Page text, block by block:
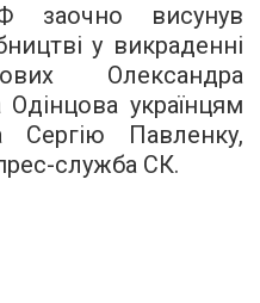
заочно висунув
у викраденні
Олександра
українцям
Сергію Павленку,
служба СК.